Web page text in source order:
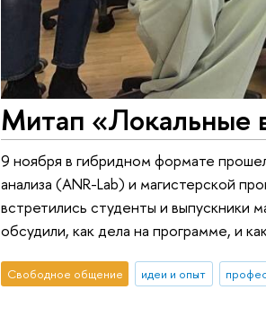
Митап «Локальные
9 ноября в гибридном формате
анализа (ANR-Lab) и магистерской
встретились студенты и выпускники
обсудили, как дела на программе, и
Свободное общение идеи и опыт